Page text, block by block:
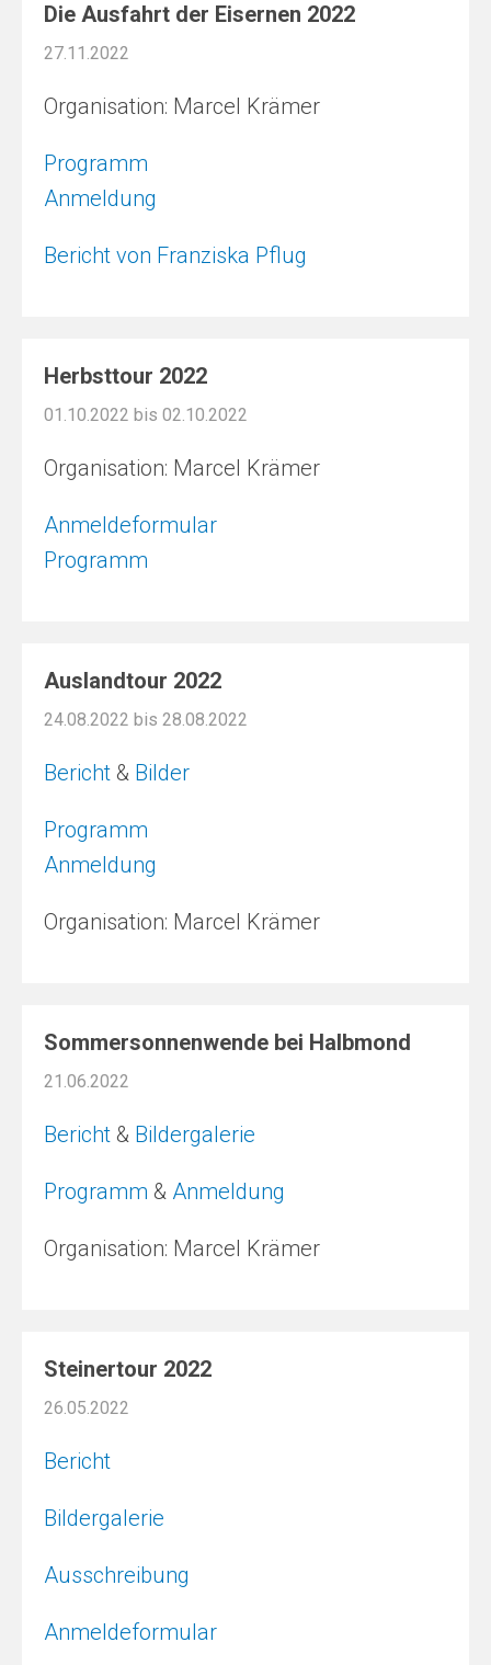
Die Ausfahrt der Eisernen 2022
27.11.2022
Organisation: Marcel Krämer
Programm
Anmeldung
Bericht von Franziska Pflug
Herbsttour 2022
01.10.2022 bis 02.10.2022
Organisation: Marcel Krämer
Anmeldeformular
Programm
Auslandtour 2022
24.08.2022 bis 28.08.2022
Bericht & Bilder
Programm
Anmeldung
Organisation: Marcel Krämer
Sommersonnenwende bei Halbmond
21.06.2022
Bericht & Bildergalerie
Programm & Anmeldung
Organisation: Marcel Krämer
Steinertour 2022
26.05.2022
Bericht
Bildergalerie
Ausschreibung
Anmeldeformular